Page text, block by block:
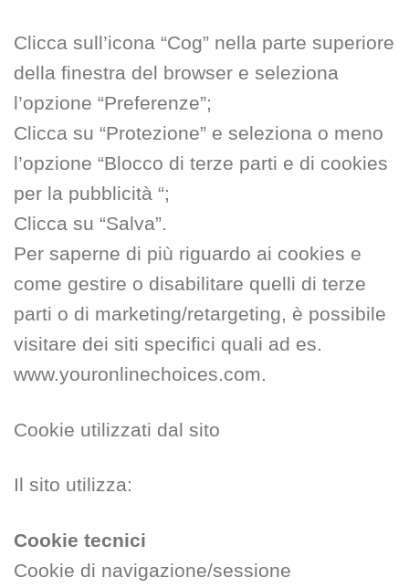
Clicca sull’icona “Cog” nella parte superiore
della finestra del browser e seleziona
l’opzione “Preferenze”;
Clicca su “Protezione” e seleziona o meno
l’opzione “Blocco di terze parti e di cookies
per la pubblicità “;
Clicca su “Salva”.
Per saperne di più riguardo ai cookies e
come gestire o disabilitare quelli di terze
parti o di marketing/retargeting, è possibile
visitare dei siti specifici quali ad es.
www.youronlinechoices.com.
Cookie utilizzati dal sito
Il sito utilizza:
Cookie tecnici
Cookie di navigazione/sessione